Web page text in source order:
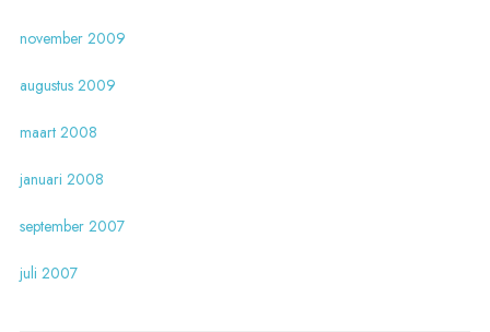
november 2009
augustus 2009
maart 2008
januari 2008
september 2007
juli 2007